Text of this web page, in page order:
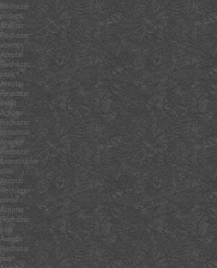
Rechazar
protect
Aceptar
Rechazar
attempt
Aceptar
Rechazar
pass
Aceptar
Rechazar
delay
Aceptar
Rechazar
periodical
Aceptar
Rechazar
$constructor
alias
Aceptar
Rechazar
mirror
Aceptar
Rechazar
pop
Aceptar
Rechazar
push